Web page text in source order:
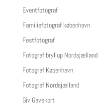
Eventfotograf
Familiefotograf københavn
Festfotograf
Fotograf bryllup Nordsjælland
Fotograf København
Fotograf Nordsjælland
Giv Gavekort